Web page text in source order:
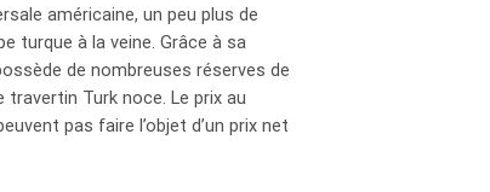
américaine, un peu plus de
turque à la veine. Grâce à sa
de nombreuses réserves de
Turk noce. Le prix au
pas faire l’objet d’un prix net